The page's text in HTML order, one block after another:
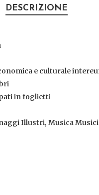
DESCRIZIONE
e culturale
in foglietti
Illustri, Musica